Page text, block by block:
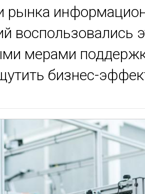
рынка
воспользовались
мерами
бизнес-